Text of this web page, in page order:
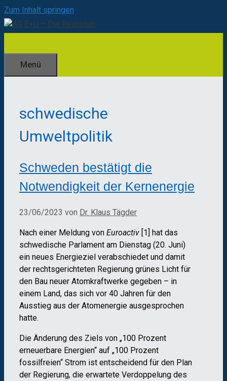
Zum Inhalt springen
Menü
schwedische
Umweltpolitik
Schweden bestätigt die
Notwendigkeit der Kernenergie
23/06/2023 von Dr. Klaus Tägder
Nach einer Meldung von Euroactiv [1] hat das
schwedische Parlament am Dienstag (20. Juni)
ein neues Energieziel verabschiedet und damit
der rechtsgerichteten Regierung grünes Licht für
den Bau neuer Atomkraftwerke gegeben – in
einem Land, das sich vor 40 Jahren für den
Ausstieg aus der Atomenergie ausgesprochen
hatte.
Die Änderung des Ziels von „100 Prozent
erneuerbare Energien“ auf „100 Prozent
fossilfreien“ Strom ist entscheidend für den Plan
der Regierung, die erwartete Verdoppelung des